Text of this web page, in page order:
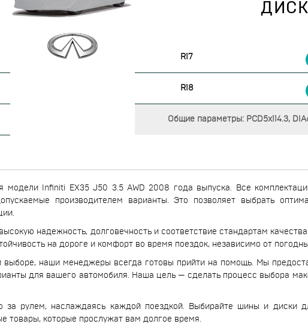
R17
R18
Общие параметры: PCD5x114.3,
Infiniti EX35 J50 3.5 AWD 2008 года выпуска. Все
производителем варианты. Это позволяет выбрать
надежность, долговечность и соответствие стандартам
на дороге и комфорт во время поездок, независимо от
выборе, наши менеджеры всегда готовы прийти на помощь. Мы
для вашего автомобиля. Наша цель — сделать процесс выбора
за рулем, наслаждаясь каждой поездкой. Выбирайте шины и диски
товары, которые прослужат вам долгое время.